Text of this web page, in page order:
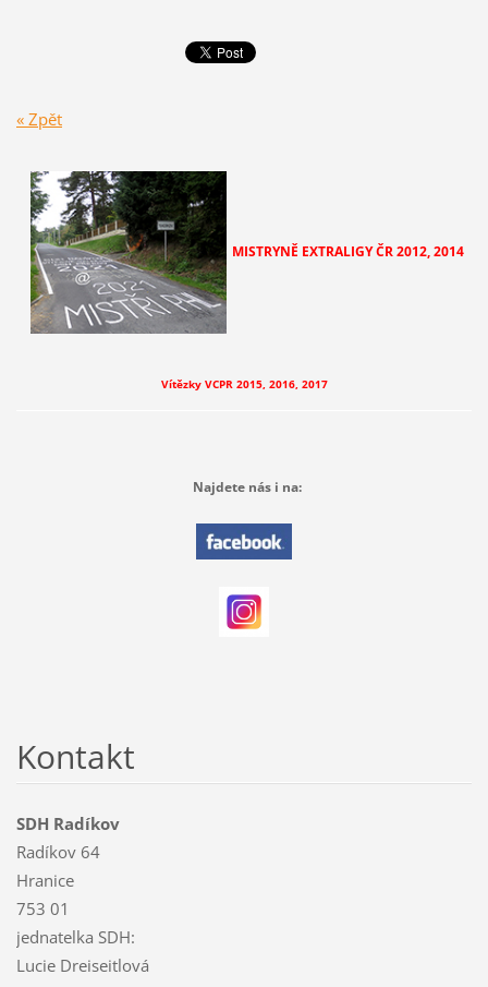
« Zpět
MISTRYNĚ EXTRALIGY ČR2012, 2014
Vítězky VCPR 2015, 2016, 2017
Najdete nás i na:
Kontakt
SDH Radíkov
Radíkov 64
Hranice
753 01
jednatelka SDH:
Lucie Dreiseitlová